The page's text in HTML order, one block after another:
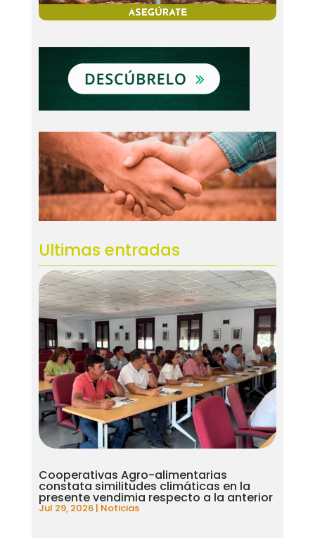
Ultimas entradas
Cooperativas Agro-alimentarias
constata similitudes climáticas en la
presente vendimia respecto a la anterior
Jul 29, 2026| Noticias